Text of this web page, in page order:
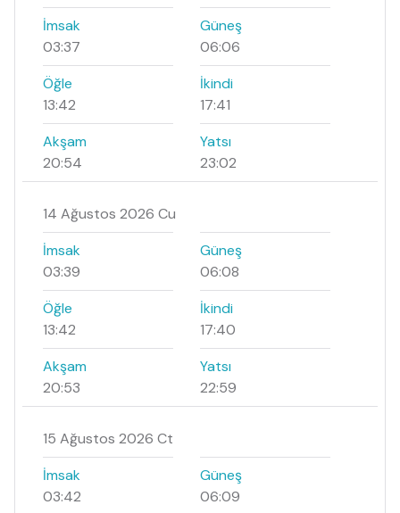
İmsak
03:37
Güneş
06:06
Öğle
13:42
İkindi
17:41
Akşam
20:54
Yatsı
23:02
14 Ağustos 2026 Cu
İmsak
03:39
Güneş
06:08
Öğle
13:42
İkindi
17:40
Akşam
20:53
Yatsı
22:59
15 Ağustos 2026 Ct
İmsak
03:42
Güneş
06:09